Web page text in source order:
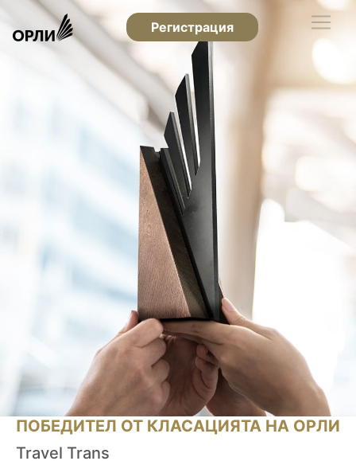
Регистрация
ПОБЕДИТЕЛ ОТ КЛАСАЦИЯТА НА ОРЛИ
Travel Trans